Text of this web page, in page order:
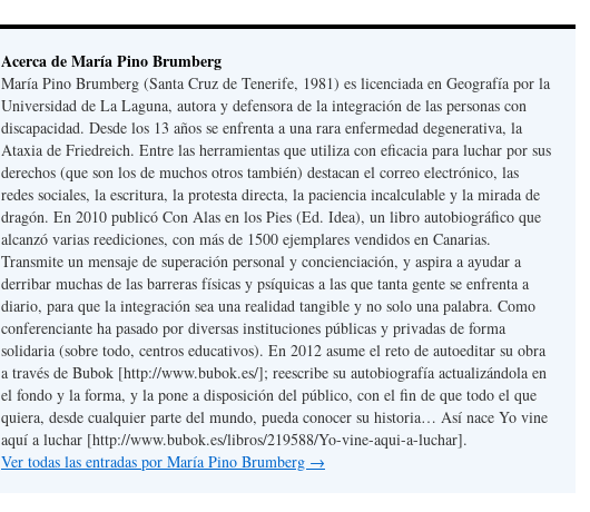
Acerca de María Pino Brumberg
María Pino Brumberg (Santa Cruz de Tenerife, 1981) es licenciada en Geografía por la
Universidad de La Laguna, autora y defensora de la integración de las personas con
discapacidad. Desde los 13 años se enfrenta a una rara enfermedad degenerativa, la
Ataxia de Friedreich. Entre las herramientas que utiliza con eficacia para luchar por sus
derechos (que son los de muchos otros también) destacan el correo electrónico, las
redes sociales, la escritura, la protesta directa, la paciencia incalculable y la mirada de
dragón. En 2010 publicó Con Alas en los Pies (Ed. Idea), un libro autobiográfico que
alcanzó varias reediciones, con más de 1500 ejemplares vendidos en Canarias.
Transmite un mensaje de superación personal y concienciación, y aspira a ayudar a
derribar muchas de las barreras físicas y psíquicas a las que tanta gente se enfrenta a
diario, para que la integración sea una realidad tangible y no solo una palabra. Como
conferenciante ha pasado por diversas instituciones públicas y privadas de forma
solidaria (sobre todo, centros educativos). En 2012 asume el reto de autoeditar su obra
a través de Bubok [http://www.bubok.es/]; reescribe su autobiografía actualizándola en
el fondo y la forma, y la pone a disposición del público, con el fin de que todo el que
quiera, desde cualquier parte del mundo, pueda conocer su historia… Así nace Yo vine
aquí a luchar [http://www.bubok.es/libros/219588/Yo-vine-aqui-a-luchar].
Ver todas las entradas por María Pino Brumberg →